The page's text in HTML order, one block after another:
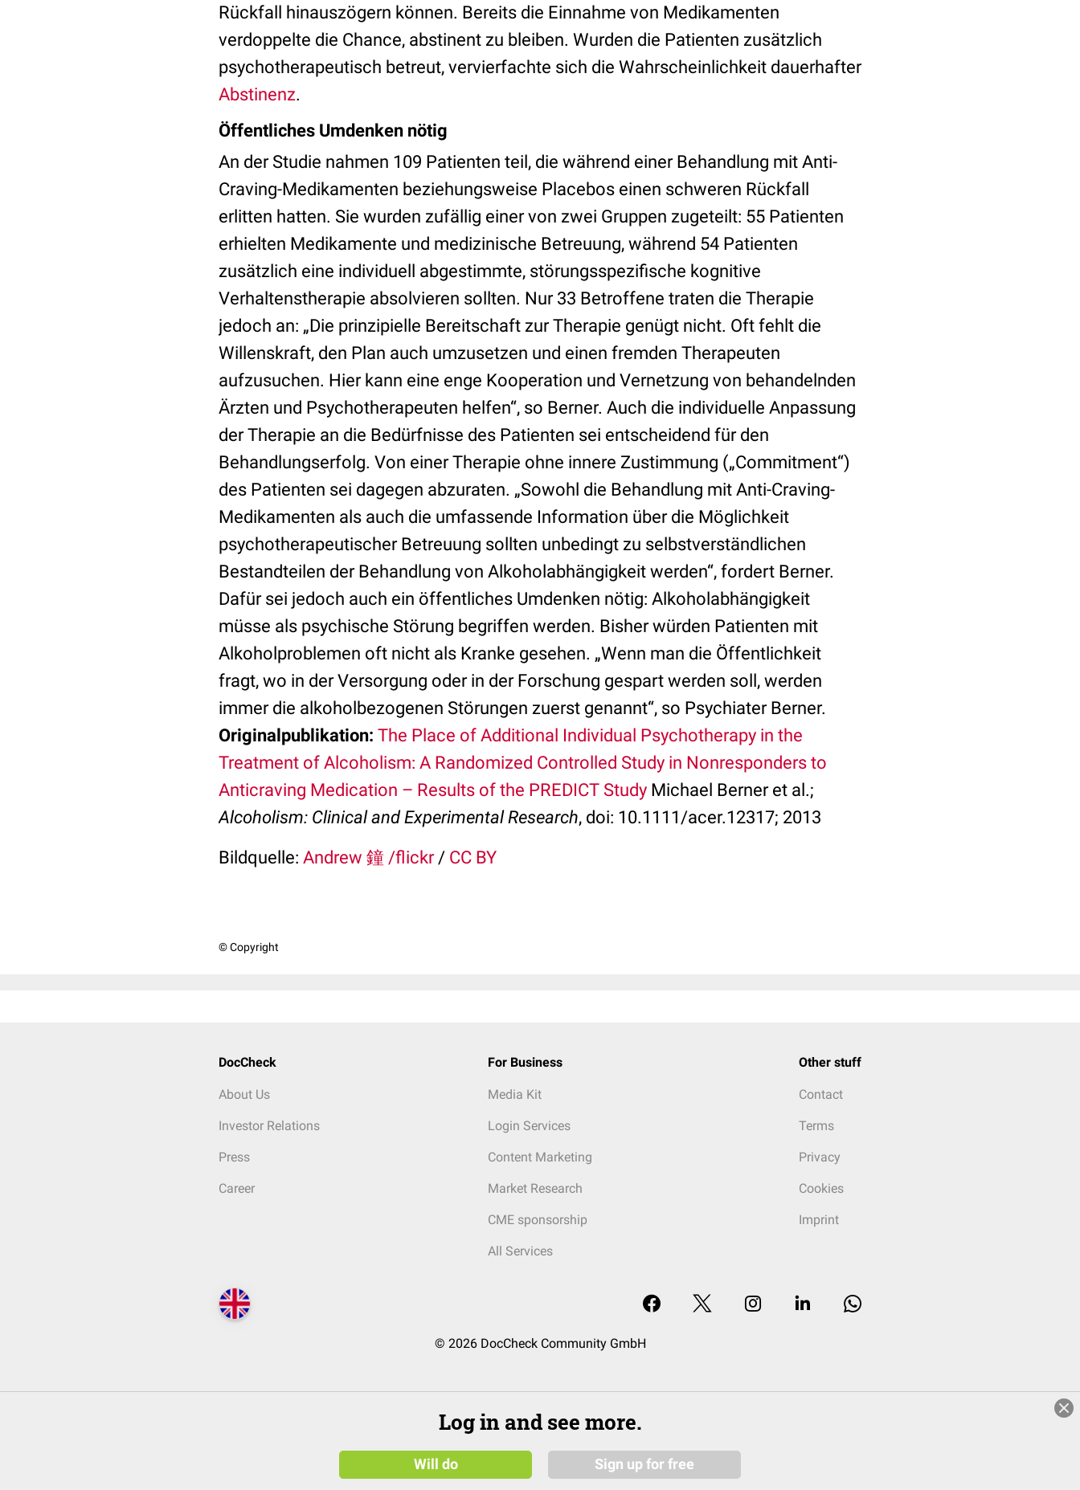
Rückfall hinauszögern können. Bereits die Einnahme von Medikamenten
verdoppelte die Chance, abstinent zu bleiben. Wurden die Patienten zusätzlich
psychotherapeutisch betreut, vervierfachte sich die Wahrscheinlichkeit dauerhafter
Abstinenz.
Öffentliches Umdenken nötig
An der Studie nahmen 109 Patienten teil, die während einer Behandlung mit Anti-
Craving-Medikamenten beziehungsweise Placebos einen schweren Rückfall
erlitten hatten. Sie wurden zufällig einer von zwei Gruppen zugeteilt: 55 Patienten
erhielten Medikamente und medizinische Betreuung, während 54 Patienten
zusätzlich eine individuell abgestimmte, störungsspezifische kognitive
Verhaltenstherapie absolvieren sollten. Nur 33 Betroffene traten die Therapie
jedoch an: „Die prinzipielle Bereitschaft zur Therapie genügt nicht. Oft fehlt die
Willenskraft, den Plan auch umzusetzen und einen fremden Therapeuten
aufzusuchen. Hier kann eine enge Kooperation und Vernetzung von behandelnden
Ärzten und Psychotherapeuten helfen“, so Berner. Auch die individuelle Anpassung
der Therapie an die Bedürfnisse des Patienten sei entscheidend für den
Behandlungserfolg. Von einer Therapie ohne innere Zustimmung („Commitment“)
des Patienten sei dagegen abzuraten. „Sowohl die Behandlung mit Anti-Craving-
Medikamenten als auch die umfassende Information über die Möglichkeit
psychotherapeutischer Betreuung sollten unbedingt zu selbstverständlichen
Bestandteilen der Behandlung von Alkoholabhängigkeit werden“, fordert Berner.
Dafür sei jedoch auch ein öffentliches Umdenken nötig: Alkoholabhängigkeit
müsse als psychische Störung begriffen werden. Bisher würden Patienten mit
Alkoholproblemen oft nicht als Kranke gesehen. „Wenn man die Öffentlichkeit
fragt, wo in der Versorgung oder in der Forschung gespart werden soll, werden
immer die alkoholbezogenen Störungen zuerst genannt“, so Psychiater Berner.
Originalpublikation: The Place of Additional Individual Psychotherapy in the
Treatment of Alcoholism: A Randomized Controlled Study in Nonresponders to
Anticraving Medication – Results of the PREDICT Study Michael Berner et al.;
Alcoholism: Clinical and Experimental Research, doi: 10.1111/acer.12317; 2013
Bildquelle: Andrew 鐘 /flickr/ CC BY
© Copyright
DocCheck
About Us
Investor Relations
Press
Career
For Business
Media Kit
Login Services
Content Marketing
Market Research
CME sponsorship
All Services
Other stuff
Contact
Terms
Privacy
Cookies
Imprint
© 2026 DocCheck Community GmbH
Log in and see more.
Will do Sign up for free